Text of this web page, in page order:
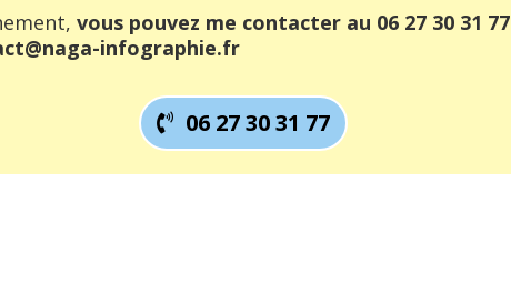
vous pouvez me contacter au 06 27 30 31 77
infographie.fr
06 27 30 31 77